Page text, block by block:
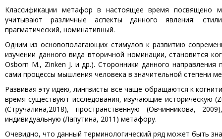
Классификации метафор в настоящее время посвящено
учитывают различные аспекты данного явления:
прагматический, номинативный.
Oдним из основополагающих стимулов к развитию
изучении данного вида вторичной номинации, становится
Osborn M., Zinken J. и др.). Сторонники данного
сами процессы мышления человека в значительной степени
Развивая эту идею, лингвисты все чаще обращаются к
время существуют исследования, изучающие историческую
(Стручалина,2018), пространственную (Овчинникова,
индивидуальную (Лапутина, 2011) метафору.
Очевидно, что данный терминологический ряд может быть